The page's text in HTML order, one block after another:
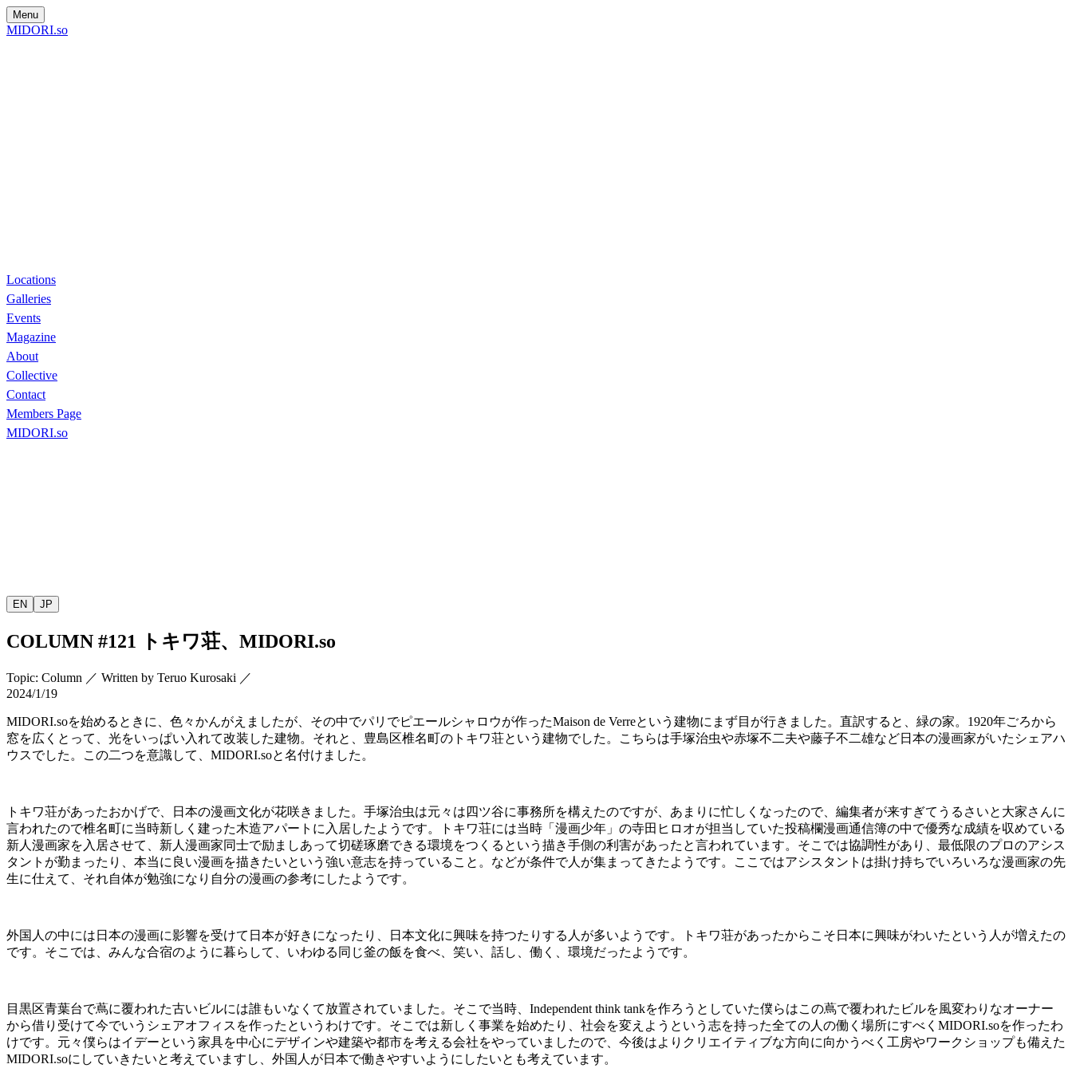
Menu
MIDORI.so
Locations
Galleries
Events
Magazine
About
Collective
Contact
Members Page
MIDORI.so
EN JP
COLUMN #121 トキワ荘、 MIDORI.so
Topic: Column ／ Written by Teruo Kurosaki ／
2024/1/19
MIDORI.soを始めるときに、色々かんがえましたが、その中でパリでピエールシャロウが作ったMaison de Verreという建物にまず目が行きました。直訳すると、緑の家。 1920年ごろから
窓を広くとって、光をいっぱい入れて改装した建物。それと、豊島区椎名町のトキワ荘という建物でした。こちらは手塚治虫や赤塚不二夫や藤子不二雄など日本の漫画家がいたシェアハ
ウスでした。この二つを意識して、 MIDORI.soと名付けました。
トキワ荘があったおかげで、日本の漫画文化が花咲きました。手塚治虫は元々は四ツ谷に事務所を構えたのですが、あまりに忙しくなったので、編集者が来すぎてうるさいと大家さんに
言われたので椎名町に当時新しく建った木造アパートに入居したようです。トキワ荘には当時「漫画少年」の寺田ヒロオが担当していた投稿欄漫画通信簿の中で優秀な成績を収めている
新人漫画家を入居させて、新人漫画家同士で励ましあって切磋琢磨できる環境をつくるという描き手側の利害があったと言われています。そこでは協調性があり、最低限のプロのアシス
タントが勤まったり、本当に良い漫画を描きたいという強い意志を持っていること。などが条件で人が集まってきたようです。ここではアシスタントは掛け持ちでいろいろな漫画家の先
生に仕えて、それ自体が勉強になり自分の漫画の参考にしたようです。
外国人の中には日本の漫画に影響を受けて日本が好きになったり、日本文化に興味を持つたりする人が多いようです。トキワ荘があったからこそ日本に興味がわいたという人が増えたの
です。そこでは、みんな合宿のように暮らして、いわゆる同じ釜の飯を食べ、笑い、話し、働く、環境だったようです。
目黒区青葉台で蔦に覆われた古いビルには誰もいなくて放置されていました。そこで当時、 Independent think tankを作ろうとしていた僕らはこの蔦で覆われたビルを風変わりなオーナー
から借り受けて今でいうシェアオフィスを作ったというわけです。そこでは新しく事業を始めたり、社会を変えようという志を持った全ての人の働く場所にすべく MIDORI.soを作ったわ
けです。元々僕らはイデーという家具を中心にデザインや建築や都市を考える会社をやっていましたので、今後はよりクリエイティブな方向に向かうべく工房やワークショップも備えた
MIDORI.soにしていきたいと考えていますし、外国人が日本で働きやすいようにしたいとも考えています。